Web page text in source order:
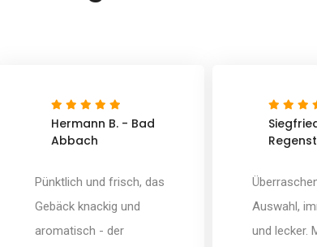
Hermann B. - Bad
Abbach
Pünktlich und frisch, das
Gebäck knackig und
aromatisch - der
Auswahl,
und lecker.